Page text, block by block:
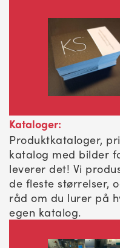
Kataloger:
Produktkataloger,
katalog med bilder
leverer det! Vi
de fleste størrelser,
råd om du lurer på
egen katalog.